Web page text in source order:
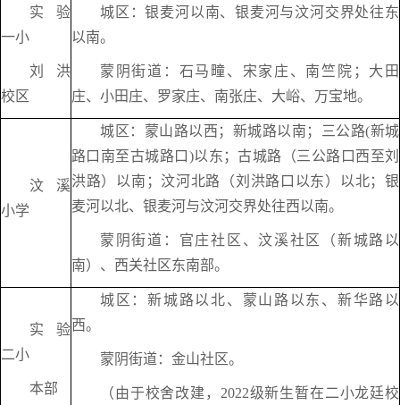
实验
一小
刘洪
校区
城区：银麦河以南、银麦河与汶河交界处往东
以南。
蒙阴街道：石马疃、宋家庄、南竺院；大田
庄、小田庄、罗家庄、南张庄、大峪、万宝地。
汶溪
小学
城区：蒙山路以西；新城路以南；三公路(新城
路口南至古城路口)以东；古城路（三公路口西至刘
洪路）以南；汶河北路（刘洪路口以东）以北；银
麦河以北、银麦河与汶河交界处往西以南。
蒙阴街道：官庄社区、汶溪社区（新城路以
南）、西关社区东南部。
实验
二小
本部
城区：新城路以北、蒙山路以东、新华路以
西。
蒙阴街道：金山社区。
（由于校舍改建，2022级新生暂在二小龙廷校